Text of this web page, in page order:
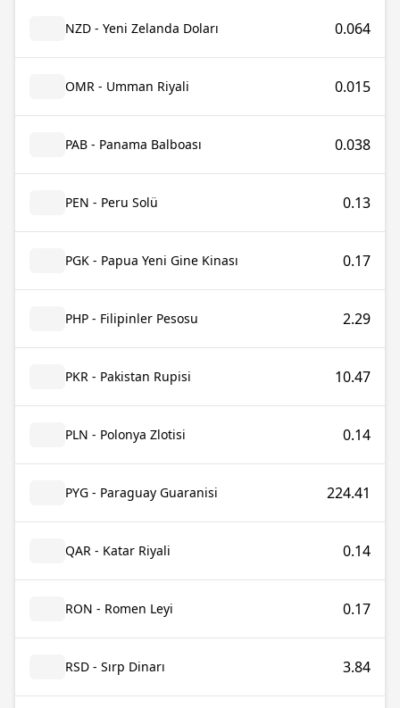
NZD - Yeni Zelanda Doları 0.064
OMR - Umman Riyali 0.015
PAB - Panama Balboası 0.038
PEN - Peru Solü 0.13
PGK - Papua Yeni Gine Kinası 0.17
PHP - Filipinler Pesosu 2.29
PKR - Pakistan Rupisi 10.47
PLN - Polonya Zlotisi 0.14
PYG - Paraguay Guaranisi 224.41
QAR - Katar Riyali 0.14
RON - Romen Leyi 0.17
RSD - Sırp Dinarı 3.84